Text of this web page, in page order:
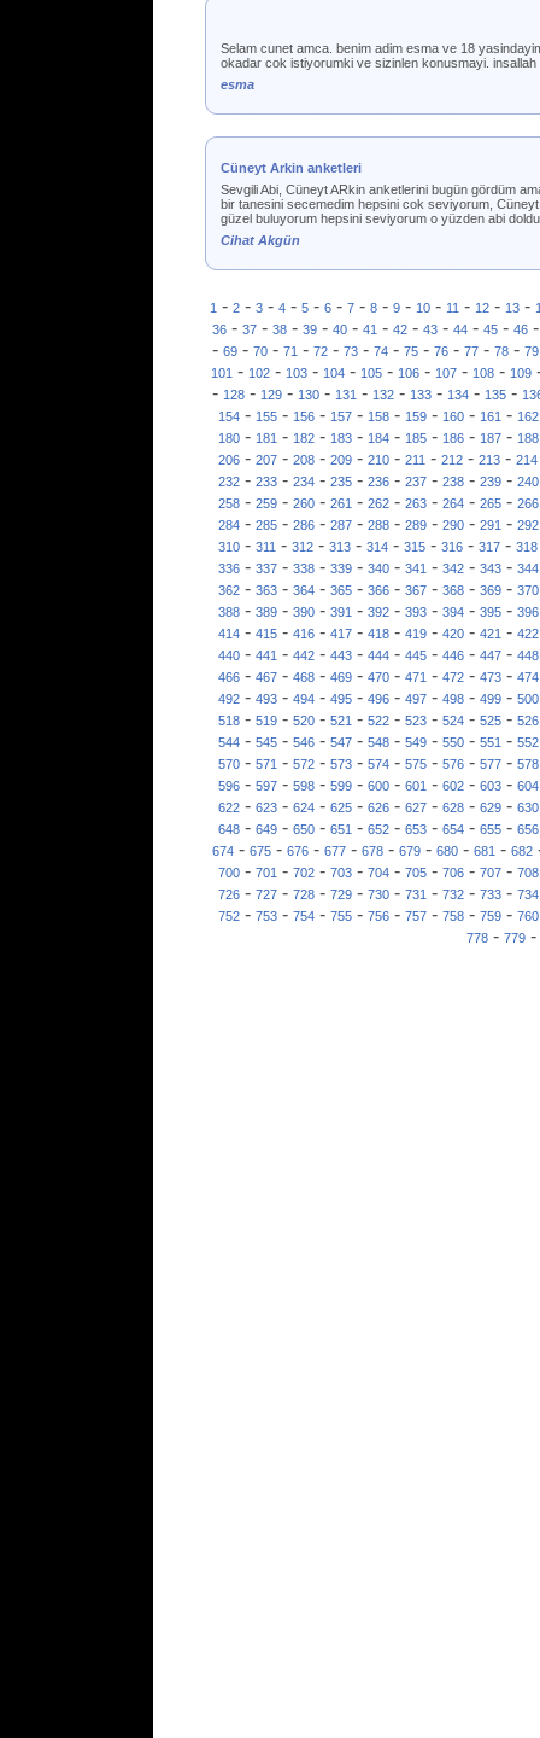
Selam cunet amca. benim adim esma ve 18
okadar cok istiyorumki ve sizinlen konusmayi.
esma
Cüneyt Arkin anketleri
Sevgili Abi, Cüneyt ARkin anketlerini bugün gördüm
bir tanesini secemedim hepsini cok seviyorum,
güzel buluyorum hepsini seviyorum o yüzden abi
Cihat Akgün
1- 2- 3- 4- 5- 6- 7- 8- 9- 10- 11- 12- 13-
36- 37- 38- 39- 40- 41- 42- 43- 44- 45- 46
- 69 - 70 - 71 - 72 - 73 - 74 - 75 - 76 - 77 - 78 - 79
101 - 102 - 103 - 104 - 105 - 106 - 107 - 108 - 109
- 128 - 129 - 130 - 131 - 132 - 133 - 134 - 135 -
154- 155- 156- 157- 158- 159- 160- 161- 162
180- 181- 182- 183- 184- 185- 186- 187- 188
206 - 207 - 208 - 209 - 210 - 211 - 212 - 213 - 214
232- 233- 234- 235- 236- 237- 238- 239- 240
258- 259- 260- 261- 262- 263- 264- 265- 266
284- 285- 286- 287- 288- 289- 290- 291- 292
310 - 311 - 312 - 313 - 314 - 315 - 316 - 317 - 318
336- 337- 338- 339- 340- 341- 342- 343- 344
362- 363- 364- 365- 366- 367- 368- 369- 370
388 - 389 - 390 - 391 - 392 - 393 - 394 - 395 - 396
414- 415- 416- 417- 418- 419- 420- 421- 422
440- 441- 442- 443- 444- 445- 446- 447- 448
466- 467- 468- 469- 470- 471- 472- 473- 474
492 - 493 - 494 - 495 - 496 - 497 - 498 - 499 - 500
518- 519- 520- 521- 522- 523- 524- 525- 526
544- 545- 546- 547- 548- 549- 550- 551- 552
570- 571- 572- 573- 574- 575- 576- 577- 578
596 - 597 - 598 - 599 - 600 - 601 - 602 - 603 - 604
622- 623- 624- 625- 626- 627- 628- 629- 630
648- 649- 650- 651- 652- 653- 654- 655- 656
674 - 675 - 676 - 677 - 678 - 679 - 680 - 681 - 682
700 - 701 - 702 - 703 - 704 - 705 - 706 - 707 - 708
726- 727- 728- 729- 730- 731- 732- 733- 734
752- 753- 754- 755- 756- 757- 758- 759- 760
778- 779-